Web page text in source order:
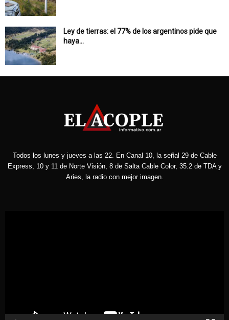
Ley de tierras: el 77% de los argentinos pide que
haya...
Todos los lunes y jueves a las 22. En Canal 10, la señal 29 de Cable
Express, 10 y 11 de Norte Visión, 8 de Salta Cable Color, 35.2 de TDA y
Aries, la radio con mejor imagen.